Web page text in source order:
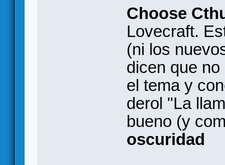
Choose
Lovecraft.
(ni los
dicen que
el tema y
derol "La
bueno (y
oscuridad